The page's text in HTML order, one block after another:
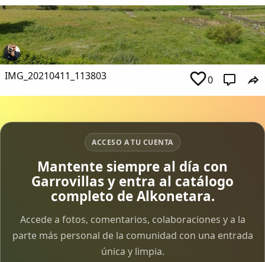
IMG_20210411_113803 0
ACCESO A TU CUENTA
Mantente siempre al día con
Garrovillas y entra al catálogo
completo de Alkonetara.
Accede a fotos, comentarios, colaboraciones y a la
parte más personal de la comunidad con una entrada
única y limpia.
Comparte
Compartir en Facebook
Compartir en Twitter
Copiar enlace